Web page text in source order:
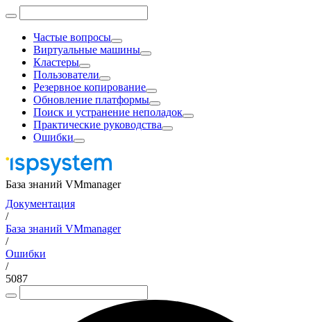
Частые вопросы
Виртуальные машины
Кластеры
Пользователи
Резервное копирование
Обновление платформы
Поиск и устранение неполадок
Практические руководства
Ошибки
База знаний VMmanager
Документация
/
База знаний VMmanager
/
Ошибки
/
5087